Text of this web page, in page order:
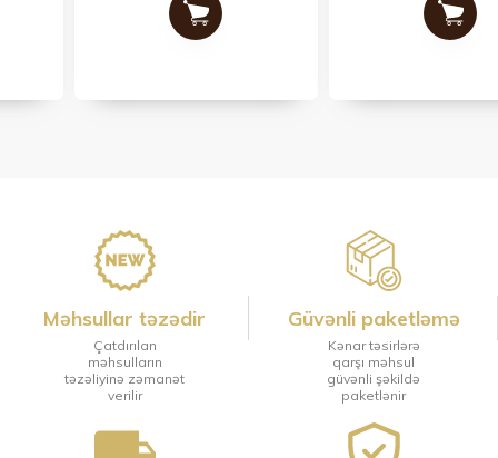
Məhsullar təzədir
Çatdırılan
məhsulların
təzəliyinə zəmanət
verilir
Güvənli paketləmə
Kənar təsirlərə
qarşı məhsul
güvənli şəkildə
paketlənir